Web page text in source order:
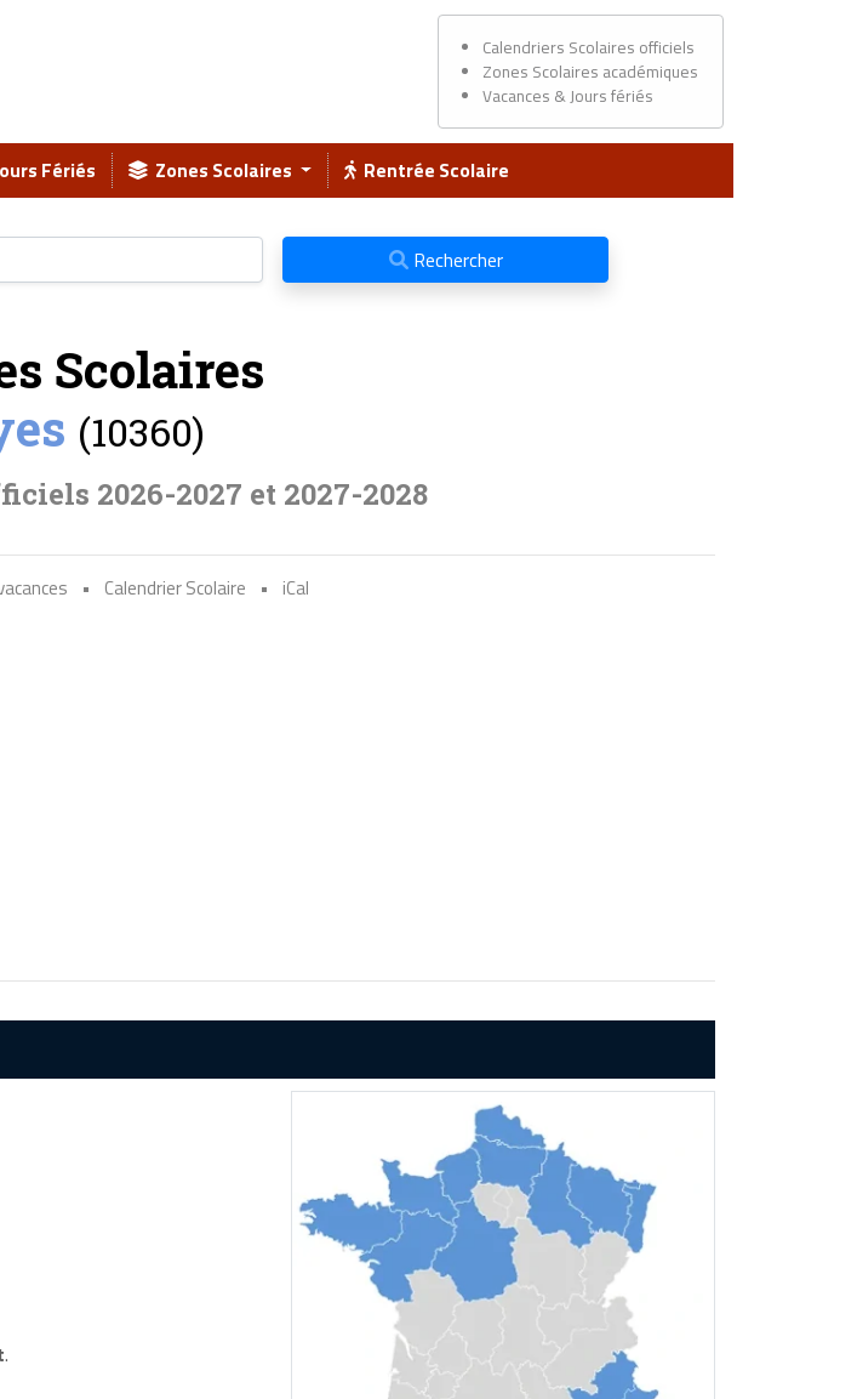
Calendriers Scolaires officiels
Zones Scolaires académiques
Vacances & Jours fériés
Fériés Zones Scolaires Rentrée Scolaire
Rechercher
Scolaires
(10360)
2026-2027 et 2027-2028
• Calendrier Scolaire • iCal
.